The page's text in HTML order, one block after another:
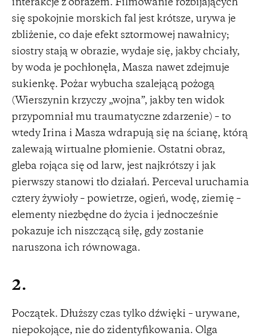
interakcje z obrazem. Filmowanie rozbijających
się spokojnie morskich fal jest krótsze, urywa je
zbliżenie, co daje efekt sztormowej nawałnicy;
siostry stają w obrazie, wydaje się, jakby chciały,
by woda je pochłonęła, Masza nawet zdejmuje
sukienkę. Pożar wybucha szalejącą pożogą
(Wierszynin krzyczy „wojna”, jakby ten widok
przypomniał mu traumatyczne zdarzenie) – to
wtedy Irina i Masza wdrapują się na ścianę, którą
zalewają wirtualne płomienie. Ostatni obraz,
gleba rojąca się od larw, jest najkrótszy i jak
pierwszy stanowi tło działań. Perceval uruchamia
cztery żywioły – powietrze, ogień, wodę, ziemię –
elementy niezbędne do życia i jednocześnie
pokazuje ich niszczącą siłę, gdy zostanie
naruszona ich równowaga.
2.
Początek. Dłuższy czas tylko dźwięki – urywane,
niepokojące, nie do zidentyfikowania. Olga